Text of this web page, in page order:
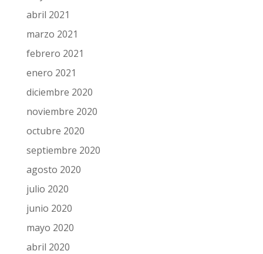
abril 2021
marzo 2021
febrero 2021
enero 2021
diciembre 2020
noviembre 2020
octubre 2020
septiembre 2020
agosto 2020
julio 2020
junio 2020
mayo 2020
abril 2020